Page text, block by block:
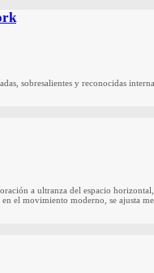
sobresalientes y reconocidas
a ultranza del espacio
el movimiento moderno, se ajusta